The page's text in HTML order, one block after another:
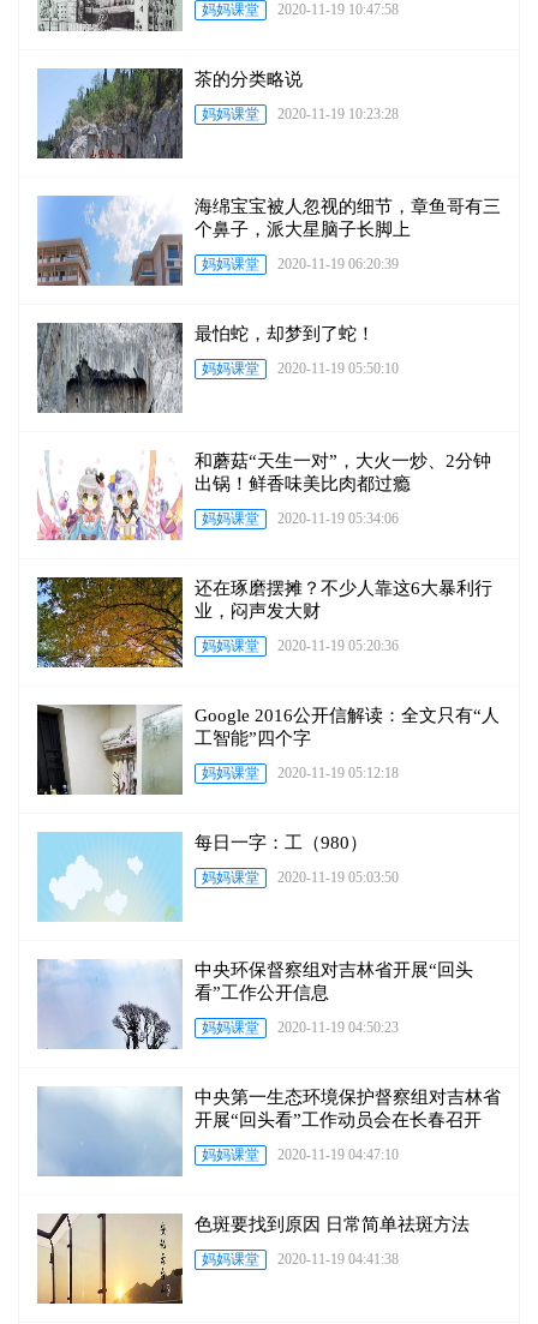
妈妈课堂 2020-11-19 10:47:58
茶的分类略说
妈妈课堂 2020-11-19 10:23:28
海绵宝宝被人忽视的细节，章鱼哥有三
个鼻子，派大星脑子长脚上
妈妈课堂 2020-11-19 06:20:39
最怕蛇，却梦到了蛇！
妈妈课堂 2020-11-19 05:50:10
和蘑菇“天生一对”，大火一炒、2分钟
出锅！鲜香味美比肉都过瘾
妈妈课堂 2020-11-19 05:34:06
还在琢磨摆摊？不少人靠这6大暴利行
业，闷声发大财
妈妈课堂 2020-11-19 05:20:36
Google 2016公开信解读：全文只有“人
工智能”四个字
妈妈课堂 2020-11-19 05:12:18
每日一字：工（980）
妈妈课堂 2020-11-19 05:03:50
中央环保督察组对吉林省开展“回头
看”工作公开信息
妈妈课堂 2020-11-19 04:50:23
中央第一生态环境保护督察组对吉林省
开展“回头看”工作动员会在长春召开
妈妈课堂 2020-11-19 04:47:10
色斑要找到原因 日常简单祛斑方法
妈妈课堂 2020-11-19 04:41:38